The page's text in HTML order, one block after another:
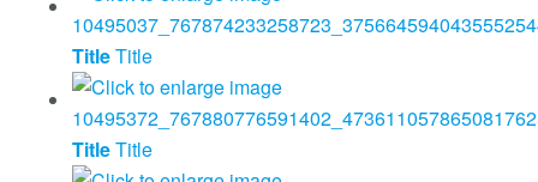
TitleTitle
TitleTitle